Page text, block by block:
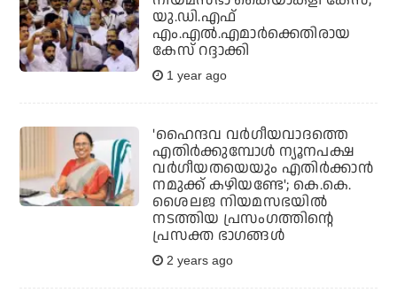
യു.ഡി.എഫ്
എം.എല്‍.എമാര്‍ക്കെതിരായ
കേസ് റദ്ദാക്കി
1 year ago
'ഹൈന്ദവ വർഗീയവാദത്തെ
എതിർക്കുമ്പോൾ ന്യൂനപക്ഷ
വർഗീയതയെയും എതിർക്കാൻ
നമുക്ക് കഴിയണ്ടേ'; കെ.കെ.
ശൈലജ നിയമസഭയിൽ
നടത്തിയ പ്രസംഗത്തിന്റെ
പ്രസക്ത ഭാഗങ്ങൾ
2 years ago